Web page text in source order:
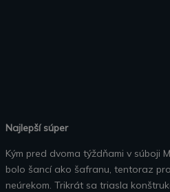
Najlepší súper
Kým pred dvoma týždňami v súboji
bolo šancí ako šafranu, tentoraz
neúrekom. Trikrát sa triasla